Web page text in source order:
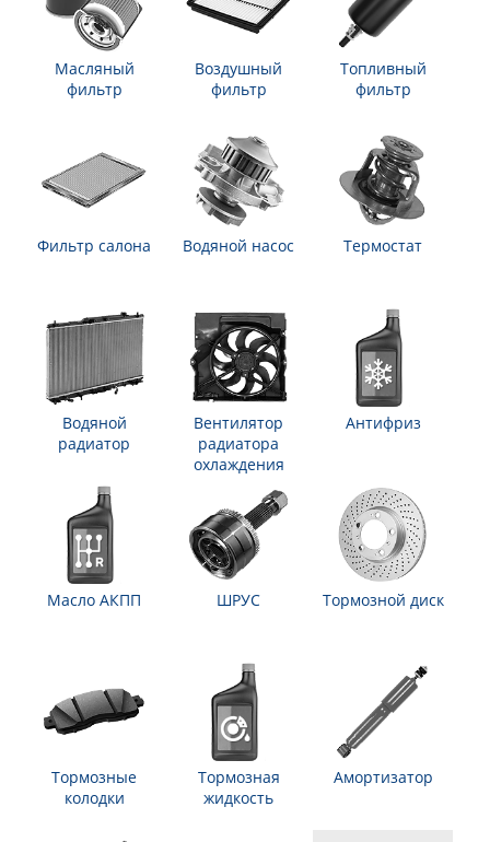
Масляный
фильтр
Воздушный
фильтр
Топливный
фильтр
Фильтр салона Водяной насос Термостат
Водяной
радиатор
Вентилятор
радиатора
охлаждения
Антифриз
Масло АКПП ШРУС Тормозной диск
Тормозные
колодки
Тормозная
жидкость
Амортизатор